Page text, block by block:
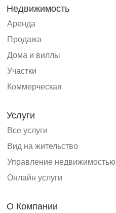
Недвижимость
Аренда
Продажа
Дома и виллы
Участки
Коммерческая
Услуги
Все услуги
Вид на жительство
Управление недвижимостью
Онлайн услуги
О Компании